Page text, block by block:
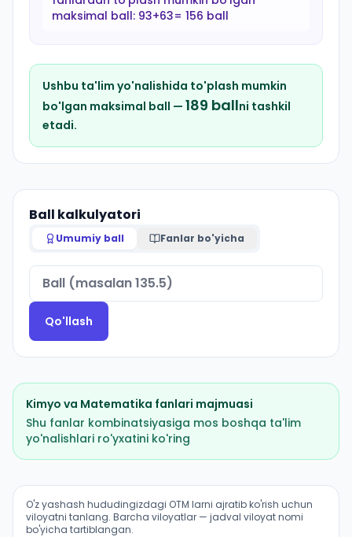
maksimal ball: 93+63= 156 ball
Ushbu ta'lim yo'nalishida to'plash mumkin
bo'lgan maksimal ball — 189 ballni tashkil
etadi.
Ball kalkulyatori
Umumiy ball Fanlar bo'yicha
Qo'llash
Kimyo va Matematika fanlari majmuasi
Shu fanlar kombinatsiyasiga mos boshqa ta'lim
yo'nalishlari ro'yxatini ko'ring
Kimyo (Qoʻshrabot tumani): OTM lar bo'yicha kirish
O'z yashash hududingizdagi OTM larni ajratib ko'rish uchun
viloyatni tanlang. Barcha viloyatlar — jadval viloyat nomi
bo'yicha tartiblangan.